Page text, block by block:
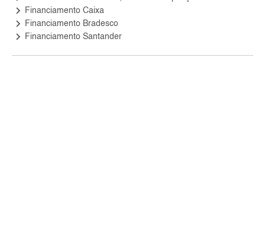
keyboard_arrow_right Financiamento Caixa
keyboard_arrow_right Financiamento Bradesco
keyboard_arrow_right Financiamento Santander